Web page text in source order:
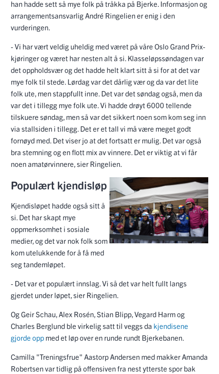
han hadde sett så mye folk på tråkka på Bjerke. Informasjon og
arrangementsansvarlig André Ringelien er enig i den
vurderingen.
- Vi har vært veldig uheldig med været på våre Oslo Grand Prix-
kjøringer og været har nesten alt å si. Klasseløpssøndagen var
det oppholdsvær og det hadde helt klart sitt å si for at det var
mye folk til stede. Lørdag var det dårlig vær og da var det lite
folk ute, men stappfullt inne. Det var det søndag også, men da
var det i tillegg mye folk ute. Vi hadde drøyt 6000 tellende
tilskuere søndag, men så var det sikkert noen som kom seg inn
via stallsiden i tillegg. Det er et tall vi må være meget godt
fornøyd med. Det viser jo at det fortsatt er mulig. Det var også
bra stemning og en flott mix av vinnere. Det er viktig at vi får
noen amatørvinnere, sier Ringelien.
Populært kjendisløp
Kjendisløpet hadde også sitt å
si. Det har skapt mye
oppmerksomhet i sosiale
medier, og det var nok folk som
kom utelukkende for å få med
seg tandemløpet.
- Det var et populært innslag. Vi så det var helt fullt langs
gjerdet under løpet, sier Ringelien.
Og Geir Schau, Alex Rosén, Stian Blipp, Vegard Harm og
Charles Berglund ble virkelig satt til veggs da kjendisene
gjorde opp med et løp over en runde rundt Bjerkebanen.
Camilla "Treningsfrue" Aastorp Andersen med makker Amanda
Robertsen var tidlig på offensiven fra nest ytterste spor bak